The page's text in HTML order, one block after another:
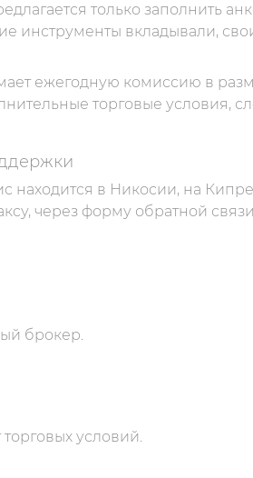
только заполнить
инструменты вкладывали,
ежегодную комиссию в
торговые условия,
находится в Никосии, на
через форму обратной
брокер.
торговых условий.